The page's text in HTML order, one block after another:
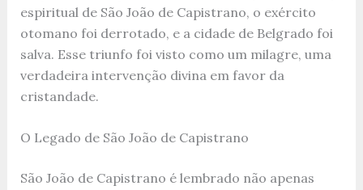
espiritual de São João de Capistrano, o exército
otomano foi derrotado, e a cidade de Belgrado foi
salva. Esse triunfo foi visto como um milagre, uma
verdadeira intervenção divina em favor da
cristandade.
O Legado de São João de Capistrano
São João de Capistrano é lembrado não apenas